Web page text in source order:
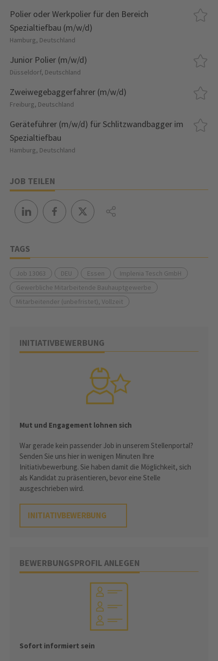
Polier oder Werkpolier für den Bereich
Spezialtiefbau (m/w/d)
Hamburg, Deutschland
Junior Polier (m/w/d)
Düsseldorf, Deutschland
Zweiwegebaggerfahrer (m/w/d)
Freiburg, Deutschland
Geräteführer (m/w/d) für Schlitzwandbagger im
Spezialtiefbau
Hamburg, Deutschland
JOB TEILEN
TAGS
Job 13063 DEU Essen
Implenia Tesch GmbH
Gewerbliche Mitarbeitende Bauhauptgewerbe
Mitarbeitender (unbefristet), Vollzeit
INITIATIVBEWERBUNG
Mut und Engagement lohnen sich
War gerade kein passender Job in unserem Stellenportal?
Senden Sie uns hier in wenigen Minuten Ihre
Initiativbewerbung. Sie haben damit die Möglichkeit, sich
als Kandidat zu präsentieren, bevor eine Stelle
ausgeschrieben wird.
INITIATIVBEWERBUNG
BEWERBUNGSPROFIL ANLEGEN
Sofort informiert sein